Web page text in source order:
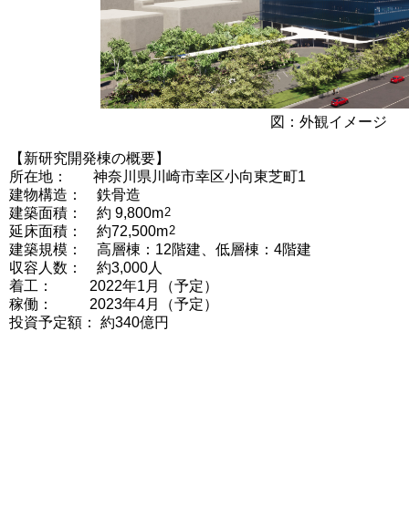
図：外観イメージ
【新研究開発棟の概要】
所在地： 神奈川県川崎市幸区小向東芝町1
建物構造： 鉄骨造
建築面積： 約 9,800m2
延床面積： 約72,500m2
建築規模： 高層棟：12階建、低層棟：4階建
収容人数： 約3,000人
着工： 2022年1月（予定）
稼働： 2023年4月（予定）
投資予定額： 約340億円